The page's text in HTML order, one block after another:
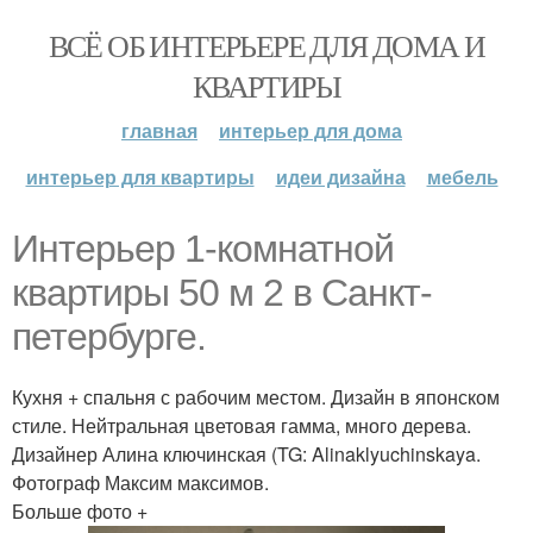
ВСЁ ОБ ИНТЕРЬЕРЕ ДЛЯ ДОМА И
КВАРТИРЫ
главная
интерьер для дома
интерьер для квартиры
идеи дизайна мебель
Интерьер 1-комнатной
квартиры 50 м 2 в Санкт-
петербурге.
Кухня + спальня с рабочим местом. Дизайн в японском
стиле. Нейтральная цветовая гамма, много дерева.
Дизайнер Алина ключинская (TG: Alinaklyuchinskaya.
Фотограф Максим максимов.
Больше фото +